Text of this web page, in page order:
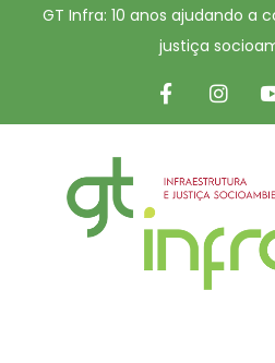
GT Infra: 10 anos ajudando a
justiça